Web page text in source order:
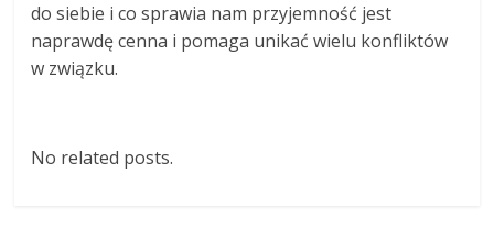
do siebie i co sprawia nam przyjemność jest
naprawdę cenna i pomaga unikać wielu konfliktów
w związku.
No related posts.